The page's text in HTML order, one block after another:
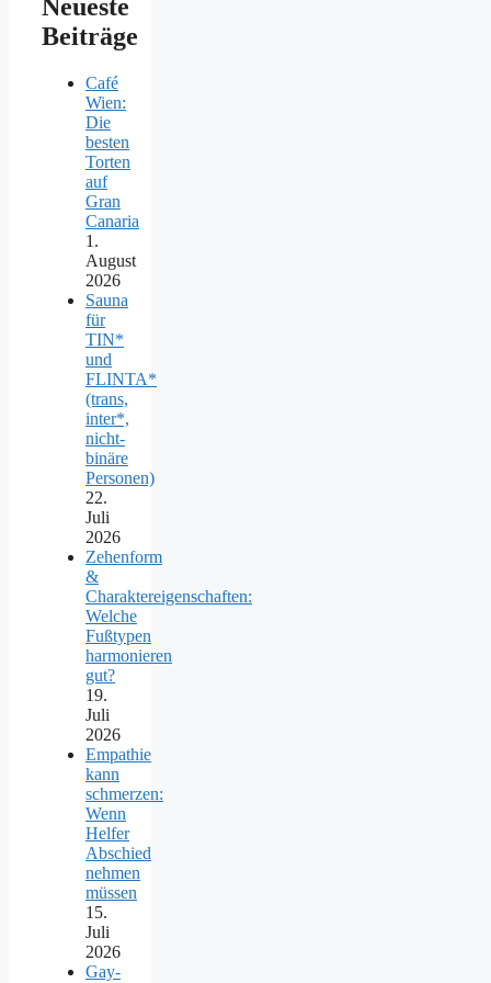
Neueste
Beiträge
Café
Wien:
Die
besten
Torten
auf
Gran
Canaria
1.
August
2026
Sauna
für
TIN*
und
FLINTA*
(trans,
inter*,
nicht-
binäre
Personen)
22.
Juli
2026
Zehenform
&
Charaktereigenschaften:
Welche
Fußtypen
harmonieren
gut?
19.
Juli
2026
Empathie
kann
schmerzen:
Wenn
Helfer
Abschied
nehmen
müssen
15.
Juli
2026
Gay-